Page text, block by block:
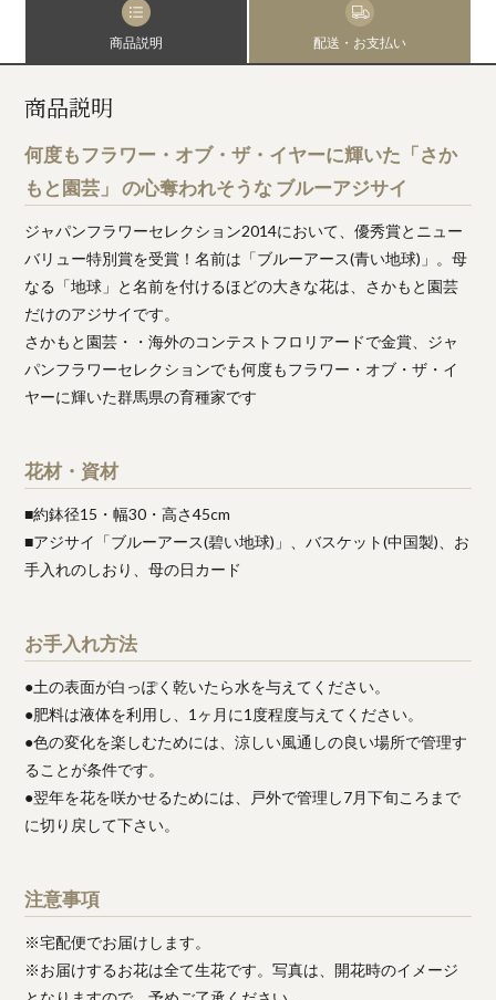
商品説明 配送・お支払い
商品説明
何度もフラワー・オブ・ザ・イヤーに輝いた「さか
もと園芸」 の心奪われそうな ブルーアジサイ
ジャパンフラワーセレクション2014において、優秀賞とニュー
バリュー特別賞を受賞！名前は「ブルーアース(青い地球)」。母
なる「地球」と名前を付けるほどの大きな花は、さかもと園芸
だけのアジサイです。
さかもと園芸・・海外のコンテストフロリアードで金賞、ジャ
パンフラワーセレクションでも何度もフラワー・オブ・ザ・イ
ヤーに輝いた群馬県の育種家です
花材・資材
■約鉢径15・幅30・高さ45cm
■アジサイ「ブルーアース(碧い地球)」、バスケット(中国製)、お
手入れのしおり、母の日カード
お手入れ方法
●土の表面が白っぽく乾いたら水を与えてください。
●肥料は液体を利用し、1ヶ月に1度程度与えてください。
●色の変化を楽しむためには、涼しい風通しの良い場所で管理す
ることが条件です。
●翌年を花を咲かせるためには、戸外で管理し7月下旬ころまで
に切り戻して下さい。
注意事項
※宅配便でお届けします。
※お届けするお花は全て生花です。写真は、開花時のイメージ